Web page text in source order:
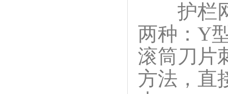
护栏网
两种：Y
滚筒刀片
方法，直